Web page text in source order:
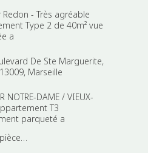
Redon - Très agréable
Type 2 de 40m² vue
a
De Ste Marguerite,
Marseille
NOTRE-DAME / VIEUX-
T3
parqueté a